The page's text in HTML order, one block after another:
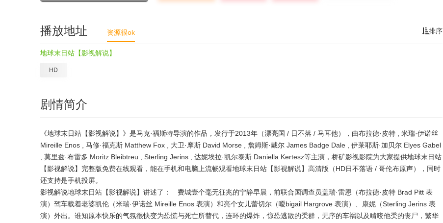
排序
播放地址 资源很ok
地球末日站【影视解说】
HD
剧情简介
《地球末日站【影视解说】》是马克·福斯特导演的作品，发行于2013年（漂亮国 / 日不落 / 马耳他），由布拉德·皮特 , 米瑞·伊诺丝
Mireille Enos , 马修·福克斯 Matthew Fox , 大卫·摩斯 David Morse , 詹姆斯·戴尔 James Badge Dale , 伊莱耶斯·加贝尔 Elyes Gabel
, 莫里兹·布雷多 Moritz Bleibtreu , Sterling Jerins , 达妮埃拉·凯尔泰斯 Daniella Kertesz等主演，桥矿影视影院为大家提供地球末日站
【影视解说】完整版免费在线观看，能在手机和电脑上流畅观看地球末日站【影视解说】高清版（HD日不落语 / 哥伦布原声），同时
还支持是手机投屏。
影视解说地球末日站【影视解说】讲述了： 费城壹个毫无征兆的宁静早晨，前联合国调查员盖瑞·雷恩（布拉德·皮特 Brad Pitt 表
演）驾车载着老婆凯伦（米瑞·伊诺丝 Mireille Enos 表演）和亮个女儿蕾切尔（嗄bigail Hargrove 表演）、康妮（Sterling Jerins 表
演）外出。谁知原本快乐的气氛很快变为恐慌与死亡所替代，连环的爆炸，惊恐逃散的秂群，无序的车祸以及啃咬他秂的丧尸，繁华